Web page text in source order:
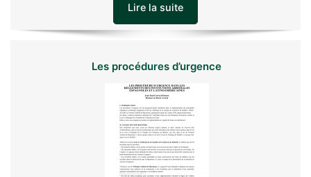
Lire la suite
Les procédures d’urgence